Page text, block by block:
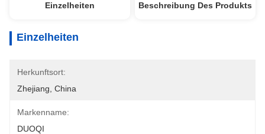
Einzelheiten Beschreibung Des Produkts
Einzelheiten
Herkunftsort:
Zhejiang, China
Markenname:
DUOQI